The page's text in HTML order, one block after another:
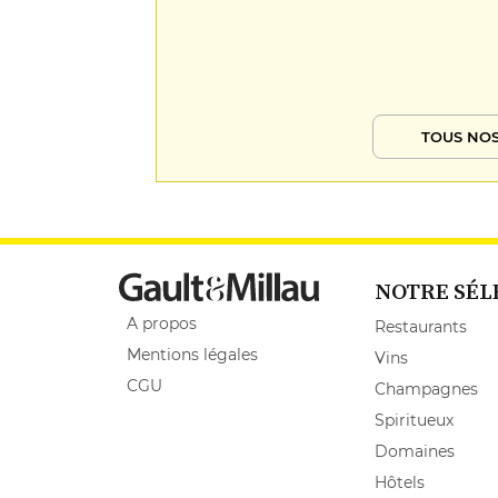
TOUS
A propos
Mentions légales
CGU
NOTRE
Restaurants
Vins
Champagnes
Spiritueux
Domaines
Hôtels